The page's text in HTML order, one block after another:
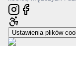
Ustawienia plików